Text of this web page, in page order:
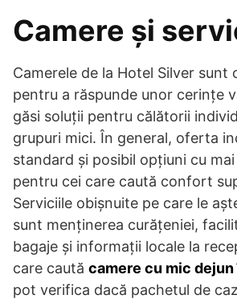
Camere și
Camerele de la Hotel Silver sunt
pentru a răspunde unor cerințe
găsi soluții pentru călătorii
grupuri mici. În general, oferta
standard și posibil opțiuni cu
pentru cei care caută confort
Serviciile obișnuite pe care le
sunt menținerea curățeniei,
bagaje și informații locale la
care caută camere cu mic dejun
pot verifica dacă pachetul de